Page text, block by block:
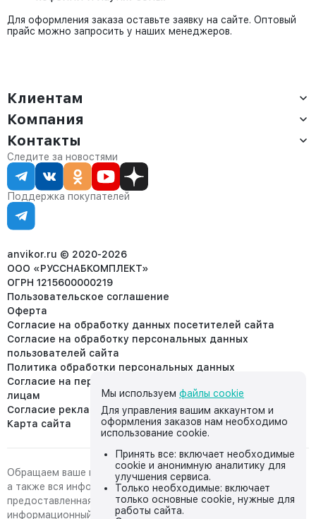
Для оформления заказа оставьте заявку на сайте. Оптовый
прайс можно запросить у наших менеджеров.
Клиентам
Доставка
Оплата
Сервис
Статус заказа
Статьи
Компания
О компании
Контакты
Партнёрам
Контакты
Отдел продаж:
8 (800) 234-22-62
corp@anvikor.ru
Ежедневно, с 7:00-19:00 (МСК)
Отдел рекламации:
8 (953) 455-25-61
Следите за новостями
Поддержка покупателей
anvikor.ru © 2020-2026
ООО «РУССНАБКОМПЛЕКТ»
ОГРН 1215600000219
Пользовательское соглашение
Оферта
Согласие на обработку данных посетителей сайта
Согласие на обработку персональных данных
пользователей сайта
Политика обработки персональных данных
Согласие на передачу персональных данных третьим
лицам
Согласие реклама
Карта сайта
Обращаем ваше внимание на то, что данный интернет-сайт,
а также вся информация о товарах и ценах,
предоставленная на нём, носит исключительно
информационный характер и ни при каких условиях не
Мы используем файлы cookie
Для управления вашим аккаунтом и
оформления заказов нам необходимо
использование cookie.
Принять все: включает необходимые
cookie и анонимную аналитику для
улучшения сервиса.
Только необходимые: включает
только основные cookie, нужные для
работы сайта.